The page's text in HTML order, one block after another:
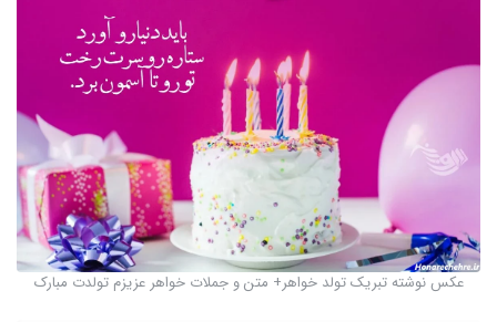
عکس نوشته تبریک تولد خواهر+ متن و جملات خواهر عزیزم تولدت مبارک